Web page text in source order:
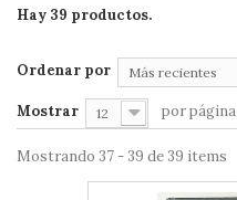
Hay 39 productos.
Ordenar por Más recientes
Mostrar 12 por página
Mostrando 37 - 39 de 39 items